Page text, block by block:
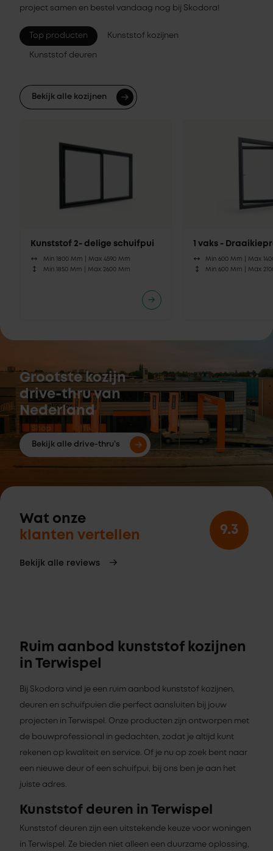
project samen en bestel vandaag nog bij Skodora!
Top producten Kunststof kozijnen
Kunststof deuren
Bekijk alle kozijnen
Kunststof 2- delige schuifpui
Min 1800 Mm | Max 4590 Mm
Min 1850 Mm | Max 2600 Mm
1 vaks -
Min 600 Mm |Max
Min 600 Mm |Max
Grootste kozijn
drive-thru van
Nederland
Bekijk alle drive-thru's
Wat onze
klanten vertellen
Bekijk alle reviews
9.3
Ruim aanbod kunststof kozijnen
in Terwispel
Bij Skodora vind je een ruim aanbod kunststof kozijnen,
deuren en schuifpuien die perfect aansluiten bij jouw
projecten in Terwispel. Onze producten zijn ontworpen met
de bouwprofessional in gedachten, zodat je altijd kunt
rekenen op kwaliteit en service. Of je nu op zoek bent naar
een nieuwe deur of een schuifpui, bij ons ben je aan het
juiste adres.
Kunststof deuren in Terwispel
Kunststof deuren zijn een uitstekende keuze voor woningen
in Terwispel. Ze bieden niet alleen een duurzame oplossing,